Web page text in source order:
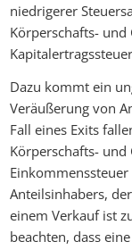
niedrigerer
Körperschafts- und
Dazu kommt ein
Veräußerung von
Fall eines Exits
Körperschafts- und
Anteilsinhabers,
einem Verkauf ist
beachten, dass